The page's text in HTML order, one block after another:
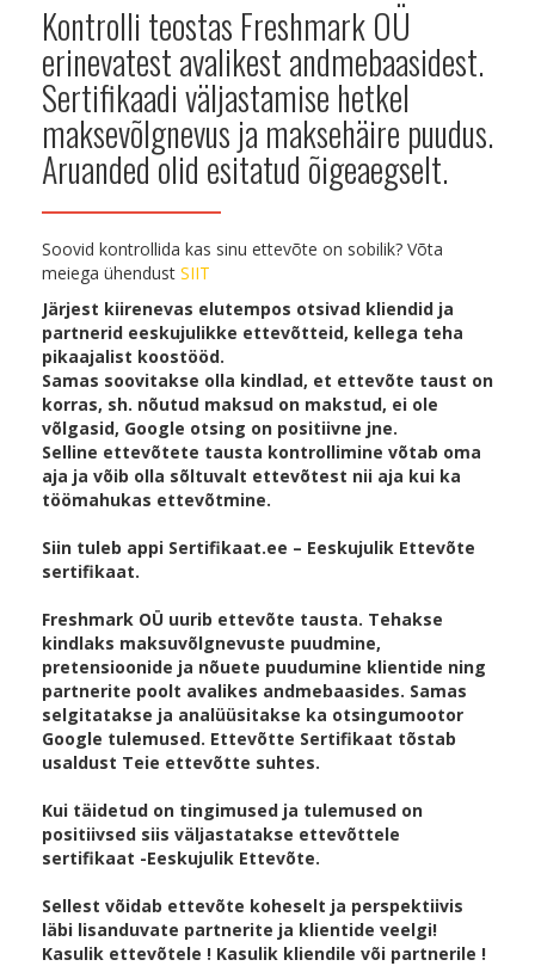
Kontrolli teostas Freshmark OÜ
erinevatest avalikest andmebaasidest.
Sertifikaadi väljastamise hetkel
maksevõlgnevus ja maksehäire puudus.
Aruanded olid esitatud õigeaegselt.
Soovid kontrollida kas sinu ettevõte on sobilik? Võta
meiega ühendust SIIT
Järjest kiirenevas elutempos otsivad kliendid ja
partnerid eeskujulikke ettevõtteid, kellega teha
pikaajalist koostööd.
Samas soovitakse olla kindlad, et ettevõte taust on
korras, sh. nõutud maksud on makstud, ei ole
võlgasid, Google otsing on positiivne jne.
Selline ettevõtete tausta kontrollimine võtab oma
aja ja võib olla sõltuvalt ettevõtest nii aja kui ka
töömahukas ettevõtmine.
Siin tuleb appi Sertifikaat.ee – Eeskujulik Ettevõte
sertifikaat.
Freshmark OÜ uurib ettevõte tausta. Tehakse
kindlaks maksuvõlgnevuste puudmine,
pretensioonide ja nõuete puudumine klientide ning
partnerite poolt avalikes andmebaasides. Samas
selgitatakse ja analüüsitakse ka otsingumootor
Google tulemused. Ettevõtte Sertifikaat tõstab
usaldust Teie ettevõtte suhtes.
Kui täidetud on tingimused ja tulemused on
positiivsed siis väljastatakse ettevõttele
sertifikaat -Eeskujulik Ettevõte.
Sellest võidab ettevõte koheselt ja perspektiivis
läbi lisanduvate partnerite ja klientide veelgi!
Kasulik ettevõtele ! Kasulik kliendile või partnerile !